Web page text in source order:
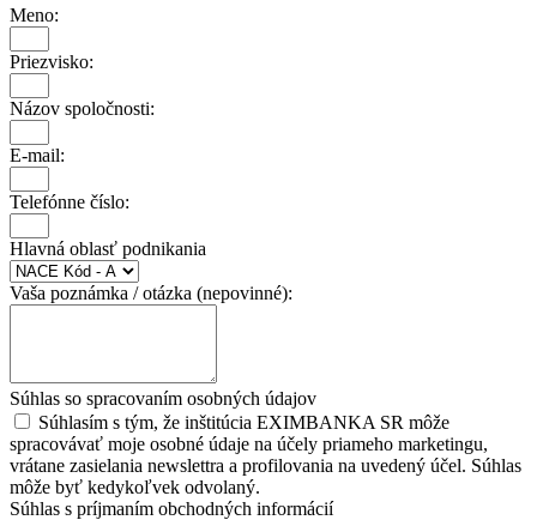
Meno:
Priezvisko:
Názov spoločnosti:
E-mail:
Telefónne číslo:
Hlavná oblasť podnikania
Vaša poznámka / otázka (nepovinné):
Súhlas so spracovaním osobných údajov
Súhlasím s tým, že inštitúcia EXIMBANKA SR môže
spracovávať moje osobné údaje na účely priameho marketingu,
vrátane zasielania newslettra a profilovania na uvedený účel. Súhlas
môže byť kedykoľvek odvolaný.
Súhlas s príjmaním obchodných informácií